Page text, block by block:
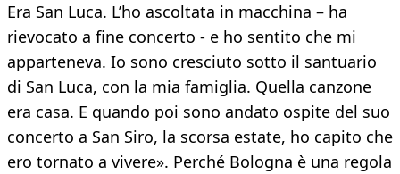
Era San Luca. L’ho ascoltata in macchina – ha
rievocato a fine concerto - e ho sentito che mi
apparteneva. Io sono cresciuto sotto il santuario
di San Luca, con la mia famiglia. Quella canzone
era casa. E quando poi sono andato ospite del suo
concerto a San Siro, la scorsa estate, ho capito che
ero tornato a vivere». Perché Bologna è una regola